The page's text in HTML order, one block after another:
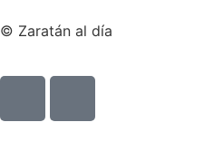
© Zaratán al día